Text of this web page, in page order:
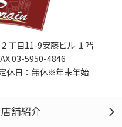
丁目11-9安藤ビル １階
03-5950-4846
休日：無休※年末年始
店舗紹介